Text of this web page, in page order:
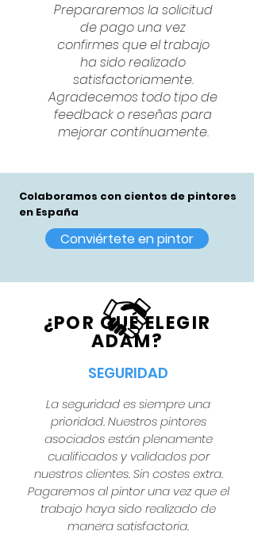
Prepararemos la solicitud
de pago una vez
confirmes que el trabajo
ha sido realizado
satisfactoriamente.
Agradecemos todo tipo de
feedback o reseñas para
mejorar contínuamente.
Colaboramos con cientos de pintores
en España
Conviértete en pintor
SEGURIDAD
La seguridad es siempre una
prioridad. Nuestros pintores
asociados están plenamente
cualificados y validados por
nuestros clientes. Sin costes extra.
Pagaremos al pintor una vez que el
trabajo haya sido realizado de
manera satisfactoria.
¿POR QUÉ ELEGIR
ADAM?